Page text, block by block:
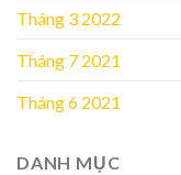
Tháng 3 2022
Tháng 7 2021
Tháng 6 2021
DANH MỤC